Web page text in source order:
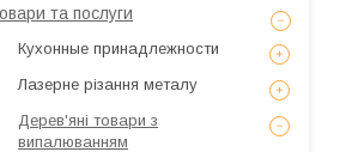
та послуги
Кухонные принадлежности
Лазерне різання металу
Дерев'яні товари з
випалюванням